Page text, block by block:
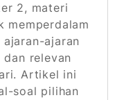
2, materi
memperdalam
ajaran
relevan
Artikel ini
soal pilihan